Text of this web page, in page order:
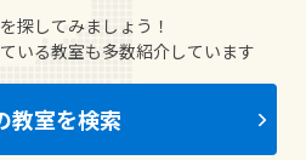
探してみましょう！
いる教室も多数紹介しています
教室を検索